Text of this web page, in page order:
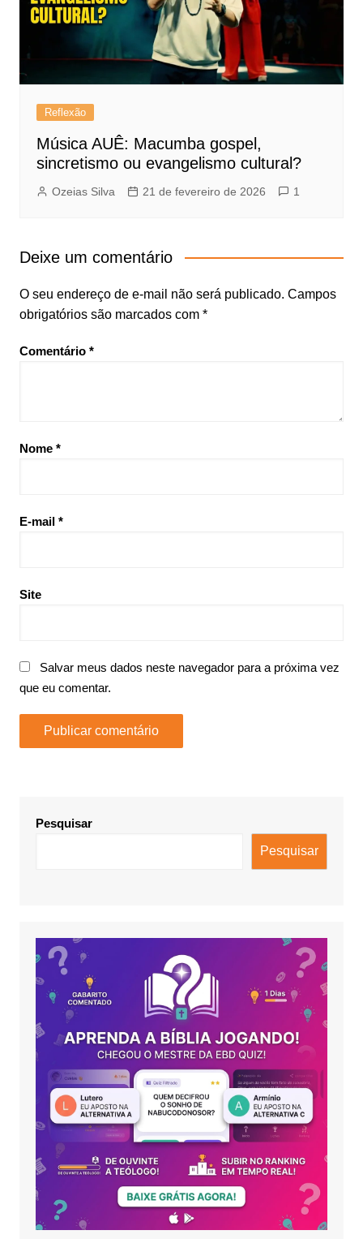
Reflexão
Música AUÊ: Macumba gospel,
sincretismo ou evangelismo cultural?
Ozeias Silva 21 de fevereiro de 2026 1
Deixe um comentário
O seu endereço de e-mail não será publicado. Campos
obrigatórios são marcados com *
Comentário *
Nome *
E-mail *
Site
Salvar meus dados neste navegador para a próxima vez
que eu comentar.
Pesquisar
Pesquisar